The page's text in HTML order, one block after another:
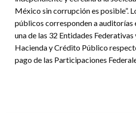
México sin corrupción es posible”.
públicos corresponden a auditorías
una de las 32 Entidades Federativas
Hacienda y Crédito Público
pago de las Participaciones